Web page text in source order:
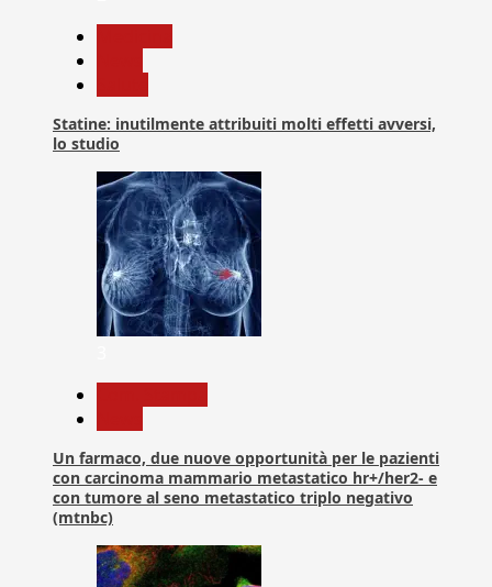
Statine: inutilmente attribuiti molti effetti avversi,
lo studio
Un farmaco, due nuove opportunità per le pazienti
con carcinoma mammario metastatico hr+/her2- e
con tumore al seno metastatico triplo negativo
(mtnbc)